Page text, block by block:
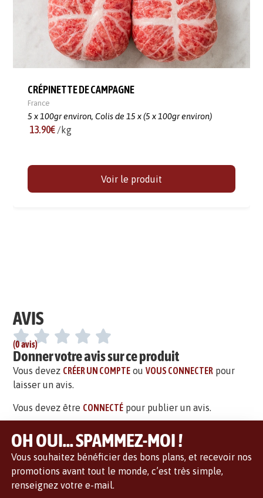
CRÉPINETTE DE CAMPAGNE
France
5 x 100gr environ, Colis de 15 x (5 x 100gr environ)
13.90€ /kg
Voir le produit
AVIS
(0 avis)
Donner votre avis sur ce produit
Vous devez CRÉER UN COMPTE ouVOUS CONNECTER pour
laisser un avis.
Vous devez être CONNECTÉ pour publier un avis.
OH OUI... SPAMMEZ-MOI !
Vous souhaitez bénéficier des bons plans, et recevoir nos
promotions avant tout le monde, c’est très simple,
renseignez votre e-mail.